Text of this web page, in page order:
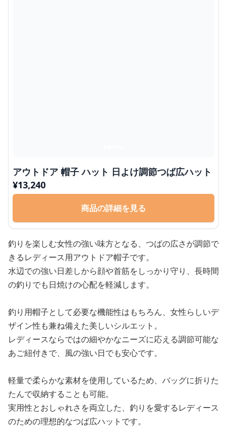
アウトドア 帽子 ハット 日よけ調節つば広ハット
¥13,240
商品の詳細を見る
釣りを楽しむ女性の強い味方となる、つばの広さが調節で
きるレディース用アウトドア帽子です。
水辺での強い日差しから顔や首筋をしっかり守り、長時間
の釣りでも日焼けの心配を軽減します。
釣り用帽子として必要な機能性はもちろん、女性らしいデ
ザイン性も兼ね備えた美しいシルエット。
レディースならではの細やかなニーズに応える調節可能な
あご紐付きで、風の強い日でも安心です。
軽量で柔らかな素材を使用しているため、バッグに折りた
たんで収納することも可能。
実用性とおしゃれさを両立した、釣りを愛するレディース
のための理想的なつば広ハットです。